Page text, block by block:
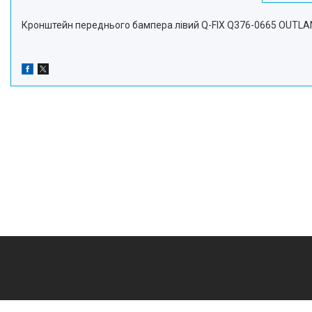
Кронштейн переднього бампера лівий Q-FIX Q376-0665